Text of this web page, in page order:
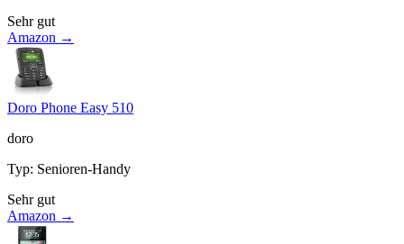
Sehr gut
Amazon →
Doro Phone Easy 510
doro
Typ: Senioren-Handy
Sehr gut
Amazon →